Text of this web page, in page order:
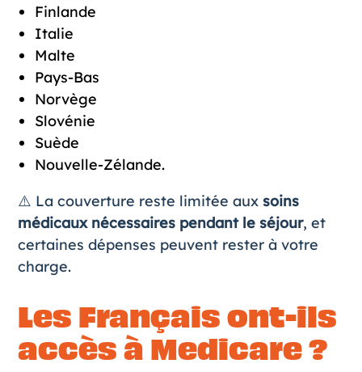
Finlande
Italie
Malte
Pays-Bas
Norvège
Slovénie
Suède
Nouvelle-Zélande.
⚠️ La couverture reste limitée aux soins
médicaux nécessaires pendant le séjour, et
certaines dépenses peuvent rester à votre
charge.
Les Français ont-ils
accès à Medicare ?